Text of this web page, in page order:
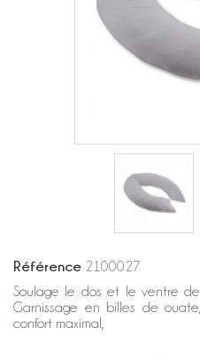
Référence 2100027
Soulage le dos et le ventre
Garnissage en billes de
confort maximal,